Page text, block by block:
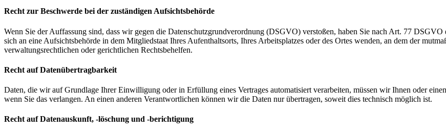
Recht zur Beschwerde bei der zuständigen Aufsichtsbehörde
Wenn Sie der Auffassung sind, dass wir gegen die Datenschutzgrundverordnung (DSGVO) verstoßen, haben Sie nach Art. 77
sich an eine Aufsichtsbehörde in dem Mitgliedstaat Ihres Aufenthaltsorts, Ihres Arbeitsplatzes oder des Ortes wenden, an dem der
verwaltungsrechtlichen oder gerichtlichen Rechtsbehelfen.
Recht auf Datenübertragbarkeit
Daten, die wir auf Grundlage Ihrer Einwilligung oder in Erfüllung eines Vertrages automatisiert verarbeiten, müssen wir Ihnen oder
wenn Sie das verlangen. An einen anderen Verantwortlichen können wir die Daten nur übertragen, soweit dies technisch möglich ist.
Recht auf Datenauskunft, -löschung und -berichtigung